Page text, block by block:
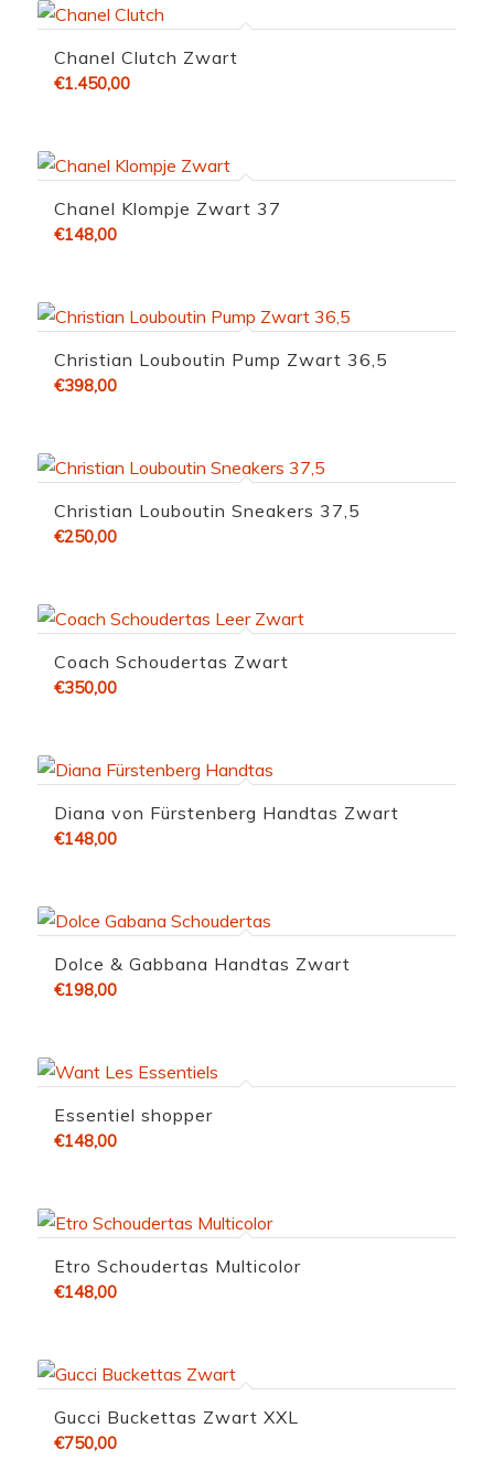
Chanel Clutch Zwart
€1.450,00
Chanel Klompje Zwart 37
€148,00
Christian Louboutin Pump Zwart 36,5
€398,00
Christian Louboutin Sneakers 37,5
€250,00
Coach Schoudertas Zwart
€350,00
Diana von Fürstenberg Handtas Zwart
€148,00
Dolce & Gabbana Handtas Zwart
€198,00
Essentiel shopper
€148,00
Etro Schoudertas Multicolor
€148,00
Gucci Buckettas Zwart XXL
€750,00